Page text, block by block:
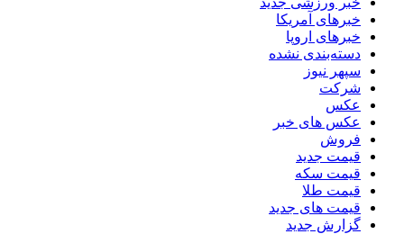
خبرهای آمریکا
خبرهای اروپا
دسته‌بندی نشده
سپهر نیوز
شرکت
عکس
عکس های خبر
فروش
قیمت جدید
قیمت سکه
قیمت طلا
قیمت های جدید
گزارش جدید